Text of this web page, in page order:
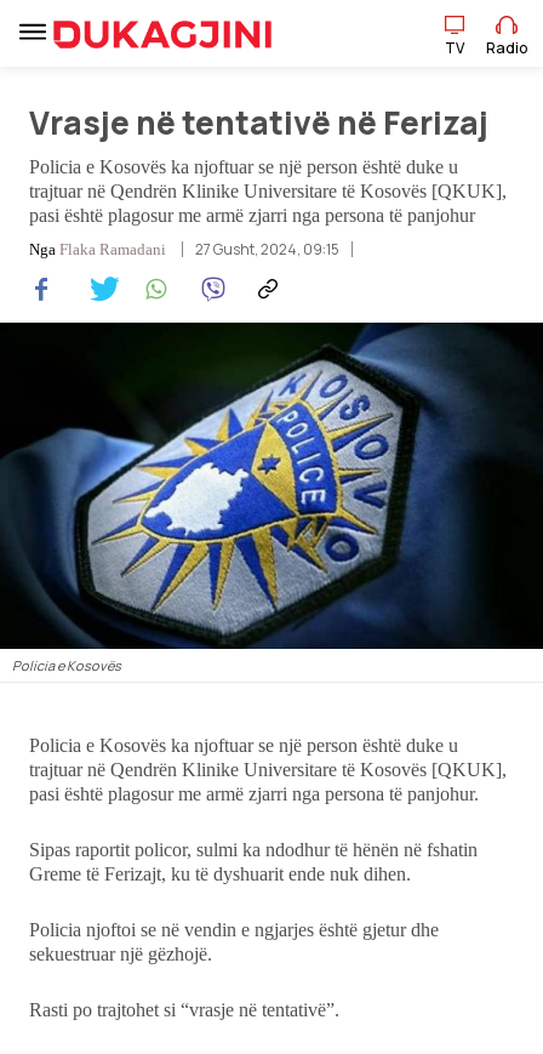
Lajme
Sport
Pikëpamje
Kulturë
Showbiz
Ekonomi
Teknologji
DuVideo
TV Radio
Vrasje në tentativë në Ferizaj
Policia e Kosovës ka njoftuar se një person është duke u
trajtuar në Qendrën Klinike Universitare të Kosovës [QKUK],
pasi është plagosur me armë zjarri nga persona të panjohur
Nga Flaka Ramadani 27 Gusht, 2024, 09:15
Policia e Kosovës
Policia e Kosovës ka njoftuar se një person është duke u
trajtuar në Qendrën Klinike Universitare të Kosovës [QKUK],
pasi është plagosur me armë zjarri nga persona të panjohur.
Sipas raportit policor, sulmi ka ndodhur të hënën në fshatin
Greme të Ferizajt, ku të dyshuarit ende nuk dihen.
Policia njoftoi se në vendin e ngjarjes është gjetur dhe
sekuestruar një gëzhojë.
Rasti po trajtohet si “vrasje në tentativë”.